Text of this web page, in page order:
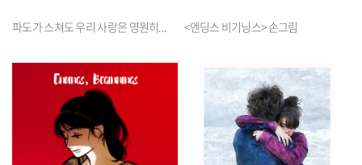
파도가 스쳐도 우리 사랑은 영원히... <엔딩스 비기닝스> 손그림